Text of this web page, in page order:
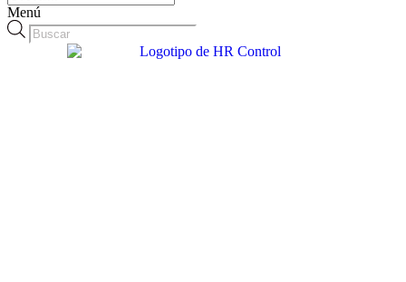
Menú
Búsqueda
de
productos